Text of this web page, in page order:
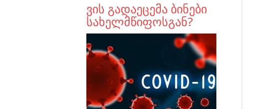
ვის გადაეცემა ბინები
სახელმწიფოსგან?